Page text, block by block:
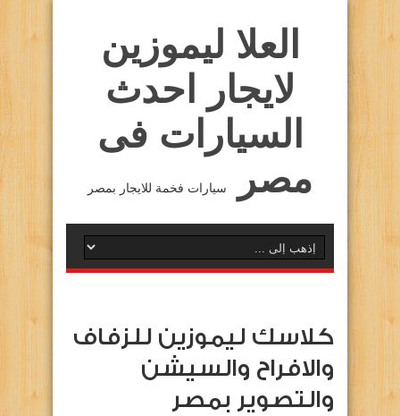
العلا ليموزين
لايجار احدث
السيارات فى
مصر
سيارات فخمة للايجار بمصر
كلاسك ليموزين للزفاف
والافراح والسيشن
والتصوير بمصر